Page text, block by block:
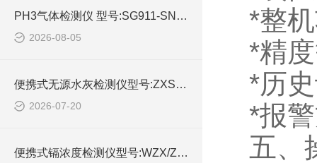
PH3气体检测仪 型号:SG911-SNG350-PH3的产品特点及介绍
2026-08-05
便携式无源水灰检测仪型号:ZXSHY-3000WY库号：M414645的技术指标
2026-07-20
便携式镉浓度检测仪型号:WZX/ZXGND-5B库号：M414596的技术介绍
*整
*精
*历
*报
五、